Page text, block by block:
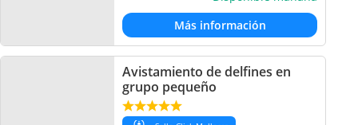
Más información
Avistamiento de delfines en
grupo pequeño